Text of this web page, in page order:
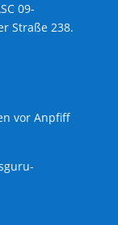
09-
Straße 238.
vor Anpfiff